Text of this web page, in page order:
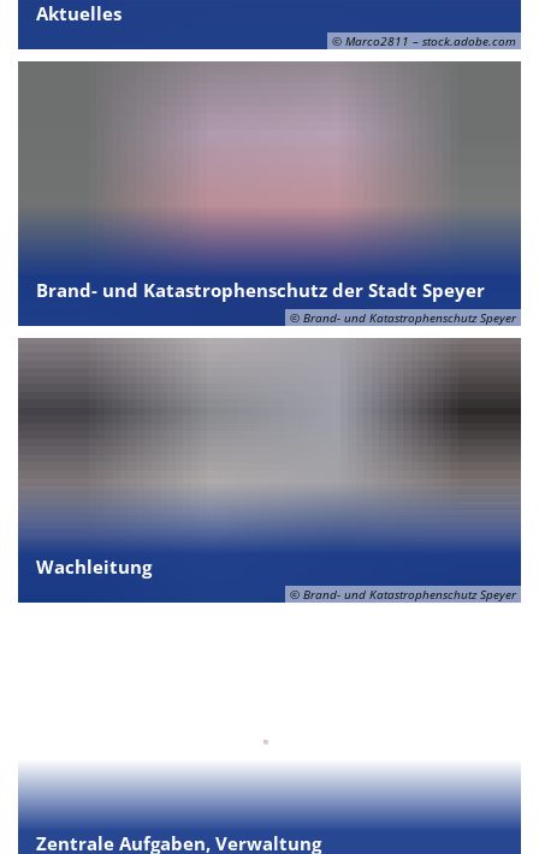
© Marco2811 – stock.adobe.com
Aktuelles
© Brand- und Katastrophenschutz Speyer
Brand- und Katastrophenschutz der Stadt Speyer
© Brand- und Katastrophenschutz Speyer
Wachleitung
Zentrale Aufgaben, Verwaltung